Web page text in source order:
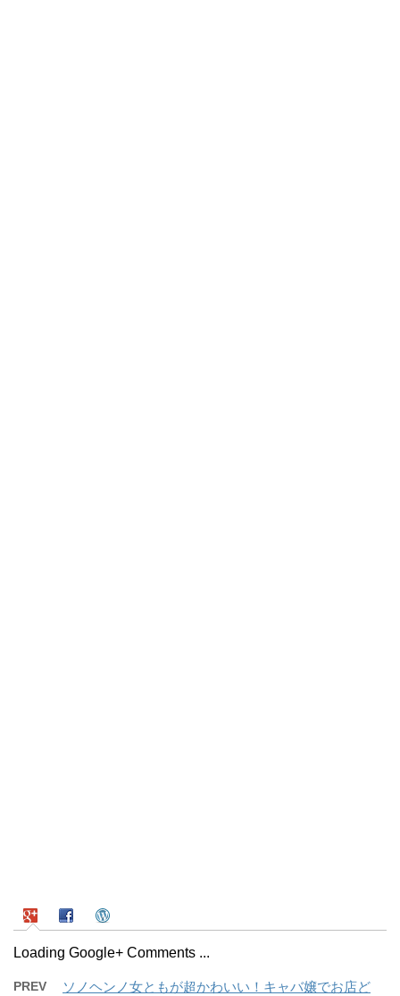
Loading Google+ Comments ...
PREV
ソノヘンノ女ともが超かわいい！キャバ嬢でお店ど